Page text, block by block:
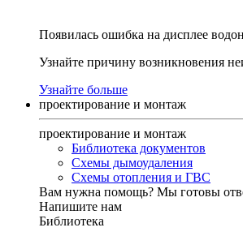
Появилась ошибка на дисплее
Узнайте причину возникновения
Узнайте больше
проектирование и монтаж
проектирование и монтаж
Библиотека документов
Схемы дымоудаления
Схемы отопления и ГВС
Вам нужна помощь? Мы готовы
Напишите нам
Библиотека